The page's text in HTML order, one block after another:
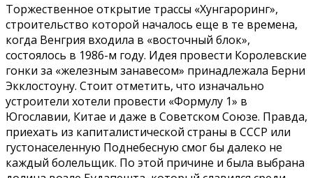
Торжественное открытие трассы «Хунгароринг»,
строительство которой началось еще в те времена,
когда Венгрия входила в «восточный блок»,
состоялось в 1986-м году. Идея провести Королевские
гонки за «железным занавесом» принадлежала Берни
Экклостоуну. Стоит отметить, что изначально
устроители хотели провести «Формулу 1» в
Югославии, Китае и даже в Советском Союзе. Правда,
приехать из капиталистической страны в СССР или
густонаселенную Поднебесную смог бы далеко не
каждый болельщик. По этой причине и была выбрана